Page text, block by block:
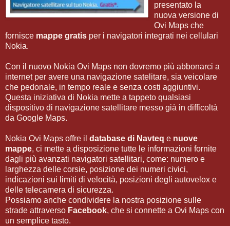
presentato la
nuova versione di
Ovi Maps che
fornisce mappe gratis per i navigatori integrati nei cellulari
Nokia.
Con il nuovo Nokia Ovi Maps non dovremo più abbonarci a
internet per avere una navigazione satelitare, sia veicolare
che pedonale, in tempo reale e senza costi aggiuntivi.
Questa iniziativa di Nokia mette a tappeto qualsiasi
dispositivo di navigazione satellitare messo già in difficoltà
da Google Maps.
Nokia Ovi Maps offre il database di Navteq e nuove
mappe, ci mette a disposizione tutte le informazioni fornite
dagli più avanzati navigatori satellitari, come: numero e
larghezza delle corsie, posizione dei numeri civici,
indicazioni sui limiti di velocità, posizioni degli autovelox e
delle telecamera di sicurezza.
Possiamo anche condividere la nostra posizione sulle
strade attraverso Facebook, che si connette a Ovi Maps con
un semplice tasto.